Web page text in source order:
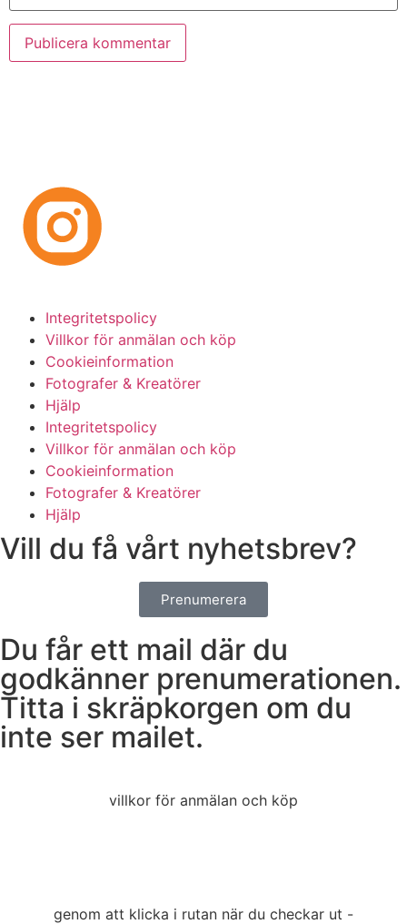
Integritetspolicy
Villkor för anmälan och köp
Cookieinformation
Fotografer & Kreatörer
Hjälp
Integritetspolicy
Villkor för anmälan och köp
Cookieinformation
Fotografer & Kreatörer
Hjälp
Vill du få vårt nyhetsbrev?
Prenumerera
Du får ett mail där du
godkänner prenumerationen.
Titta i skräpkorgen om du
inte ser mailet.
villkor för anmälan och köp
genom att klicka i rutan när du checkar ut -